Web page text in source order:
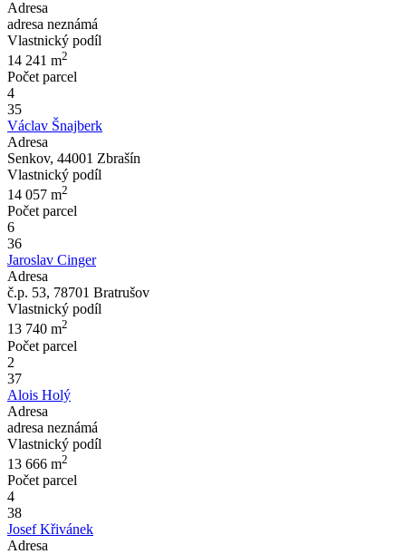
Adresa
adresa neznámá
Vlastnický podíl
14 241 m2
Počet parcel
4
35
Václav Šnajberk
Adresa
Senkov, 44001 Zbrašín
Vlastnický podíl
14 057 m2
Počet parcel
6
36
Jaroslav Cinger
Adresa
č.p. 53, 78701 Bratrušov
Vlastnický podíl
13 740 m2
Počet parcel
2
37
Alois Holý
Adresa
adresa neznámá
Vlastnický podíl
13 666 m2
Počet parcel
4
38
Josef Křivánek
Adresa